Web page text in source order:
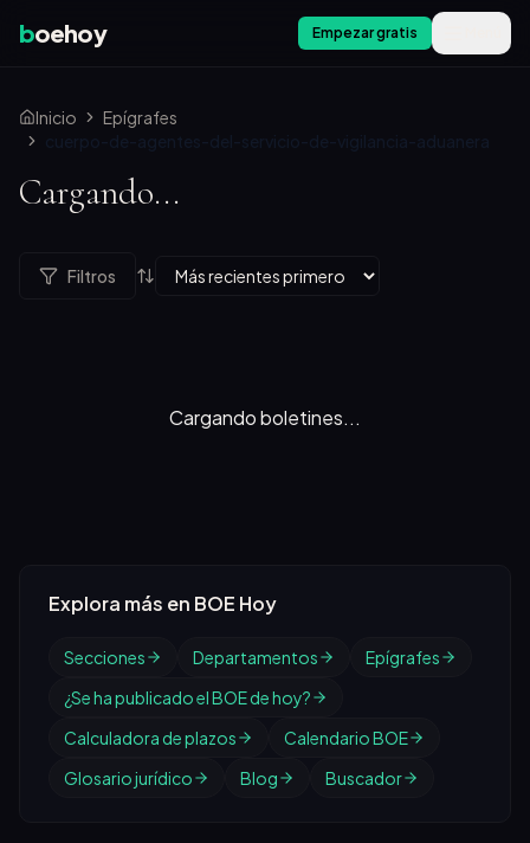
boehoy Empezar gratis
Inicio
Epígrafes
cuerpo-de-agentes-del-servicio-de-vigilancia-aduanera
Cargando...
Filtros
Cargando boletines...
Explora más en BOE Hoy
Secciones Departamentos
Epígrafes
¿Se ha publicado el BOE de hoy?
Calculadora de plazos
Calendario BOE
Glosario jurídico
Blog Buscador